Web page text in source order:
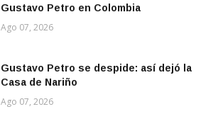
Gustavo Petro en Colombia
Ago 07, 2026
Gustavo Petro se despide: así dejó la
Casa de Nariño
Ago 07, 2026